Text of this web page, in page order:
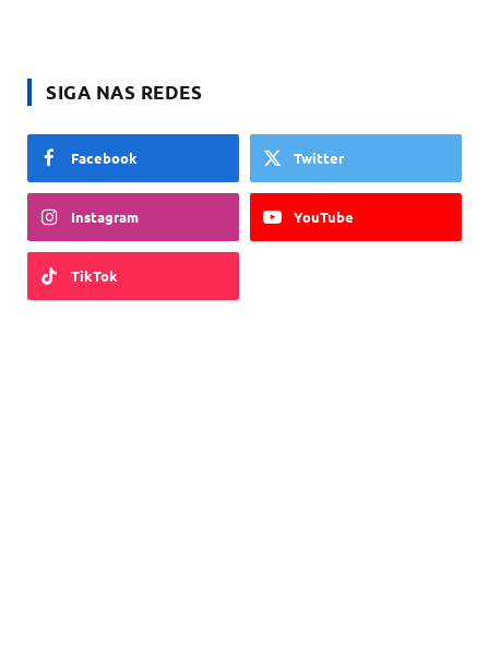
SIGA NAS REDES
Facebook Twitter
Instagram YouTube
TikTok